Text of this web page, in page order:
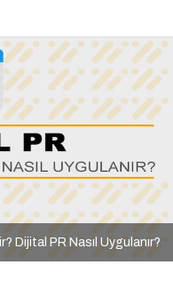
Dijital PR Nasıl Uygulanır?